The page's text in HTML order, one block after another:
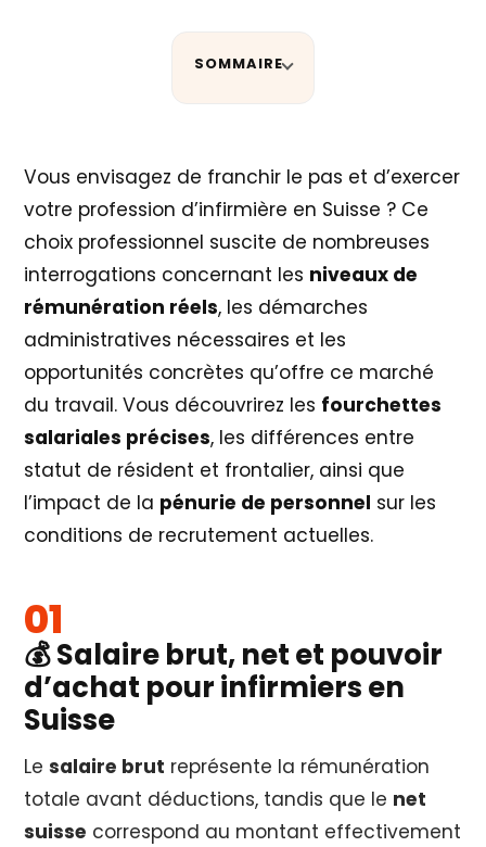
Vous envisagez de franchir le pas et d’exercer
votre profession d’infirmière en Suisse ? Ce
choix professionnel suscite de nombreuses
interrogations concernant les niveaux de
rémunération réels, les démarches
administratives nécessaires et les
opportunités concrètes qu’offre ce marché
du travail. Vous découvrirez les fourchettes
salariales précises, les différences entre
statut de résident et frontalier, ainsi que
l’impact de la pénurie de personnel sur les
conditions de recrutement actuelles.
💰 Salaire brut, net et pouvoir
d’achat pour infirmiers en
Suisse
Le salaire brut représente la rémunération
totale avant déductions, tandis que le net
suisse correspond au montant effectivement
SOMMAIRE